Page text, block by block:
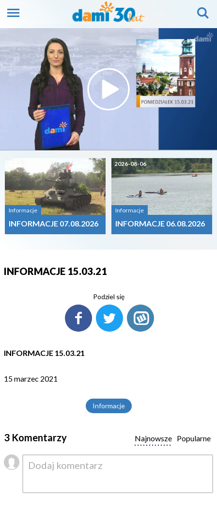
Informacje
INFORMACJE 07.08.2026
2026-08-06
Informacje
INFORMACJE 06.08.2026
INFORMACJE 15.03.21
Podziel się
INFORMACJE 15.03.21
15 marzec 2021
Informacje
3 Komentarzy Popularne
Najnowsze